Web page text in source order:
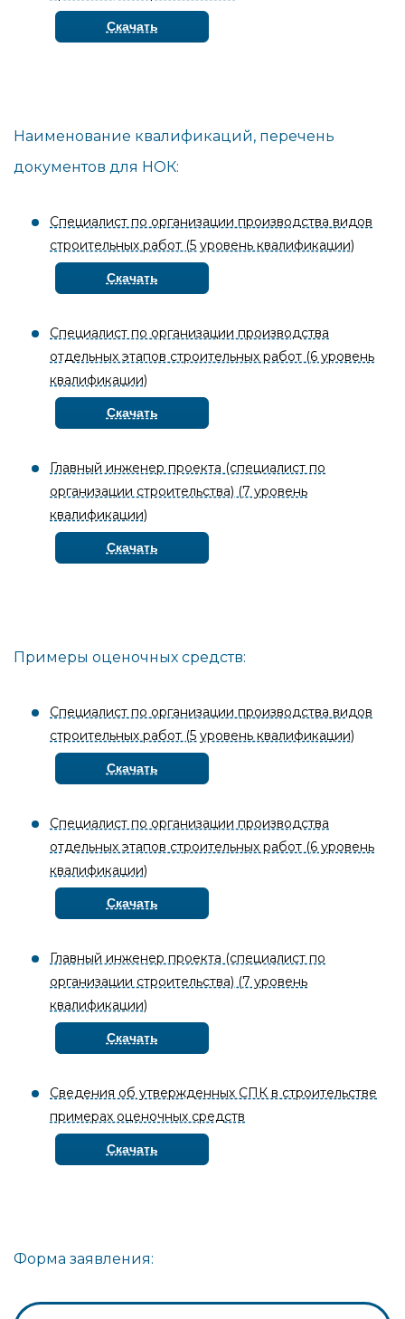
Скачать
Наименование квалификаций, перечень
документов для НОК:
Специалист по организации производства видов
строительных работ (5 уровень квалификации)
Скачать
Специалист по организации производства
отдельных этапов строительных работ (6 уровень
квалификации)
Скачать
Главный инженер проекта (специалист по
организации строительства) (7 уровень
квалификации)
Скачать
Примеры оценочных средств:
Специалист по организации производства видов
строительных работ (5 уровень квалификации)
Скачать
Специалист по организации производства
отдельных этапов строительных работ (6 уровень
квалификации)
Скачать
Главный инженер проекта (специалист по
организации строительства) (7 уровень
квалификации)
Скачать
Сведения об утвержденных СПК в строительстве
примерах оценочных средств
Скачать
Форма заявления: